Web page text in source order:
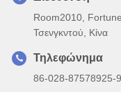
Room2010,
Τσενγκντού, Κίνα
86-028-87578925-